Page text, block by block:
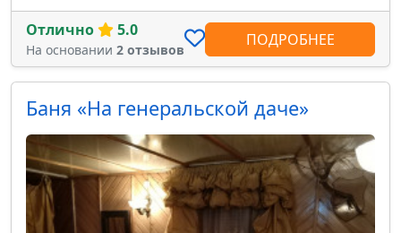
Отлично 5.0
На основании 2 отзывов
ПОДРОБНЕЕ
Баня «На генеральской даче»